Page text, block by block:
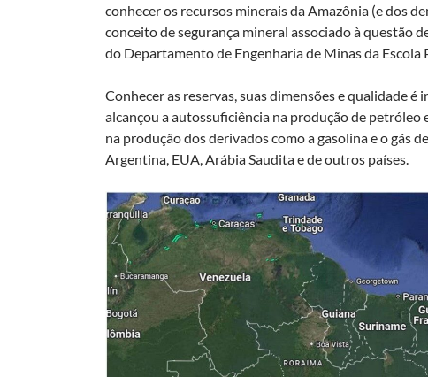
conhecer os recursos minerais da Amazônia (e dos
conceito de segurança mineral associado à questão
do Departamento de Engenharia de Minas da Escola
Conhecer as reservas, suas dimensões e qualidade
alcançou a autossuficiência na produção de
na produção dos derivados como a gasolina e o gás
Argentina, EUA, Arábia Saudita e de outros países.